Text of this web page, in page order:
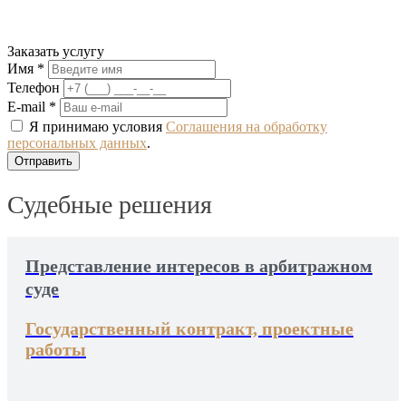
Заказать услугу
Имя *
Телефон
E-mail *
Я принимаю условия Соглашения на обработку
персональных данных.
Судебные решения
Представление интересов в арбитражном
суде
Государственный контракт, проектные
работы